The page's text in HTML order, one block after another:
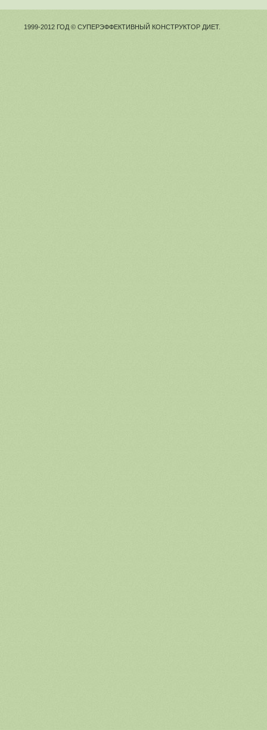
1999-2012 ГОД © СУПЕРЭФФЕКТИВНЫЙ КОНСТРУКТОР ДИЕТ.